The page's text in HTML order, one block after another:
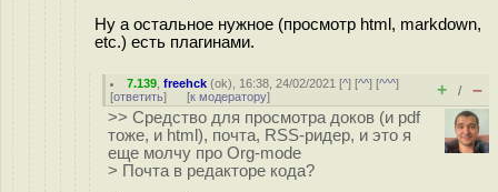
Ну а остальное нужное (просмотр html, markdown,
etc.) есть плагинами.
7.139 ,freehck (ok), 16:38, 24/02/2021 [^] [^^] [^^^]
[ответить] [к модератору] + / –
>> Средство для просмотра доков (и pdf
тоже, и html), почта, RSS-ридер, и это я
еще молчу про Org-mode
> Почта в редакторе кода?